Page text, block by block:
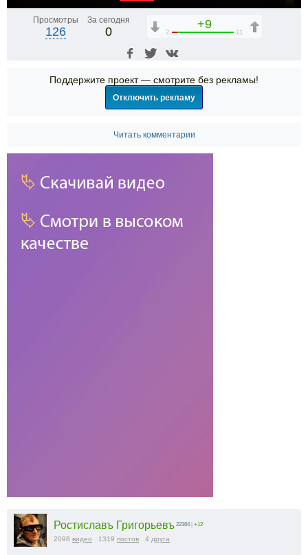
Просмотры
126
За сегодня
0
+9
2 11
Поддержите проект — смотрите без рекламы!
Отключить рекламу
Читать комментарии
Ростиславъ Григорьевъ 22364 | +12
2098 видео 1319 постов 4 друга